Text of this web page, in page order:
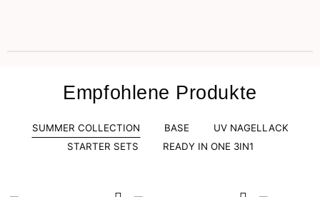
Empfohlene Produkte
SUMMER COLLECTION BASE
UV NAGELLACK
STARTER SETS
READY IN ONE 3IN1